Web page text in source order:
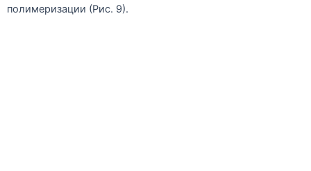
полимеризации (Рис. 9).